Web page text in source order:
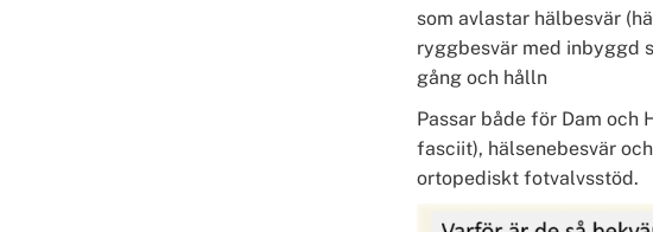
som avlastar hälbesvär
ryggbesvär med inbyggd
gång och hålln
Passar både för Dam och
fasciit), hälsenebesvär
ortopediskt fotvalvsstöd.